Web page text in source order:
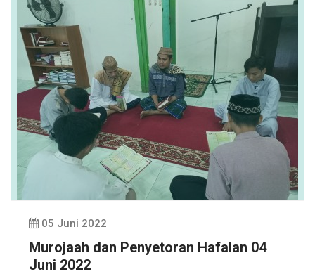
05 Juni 2022
Murojaah dan Penyetoran Hafalan 04
Juni 2022